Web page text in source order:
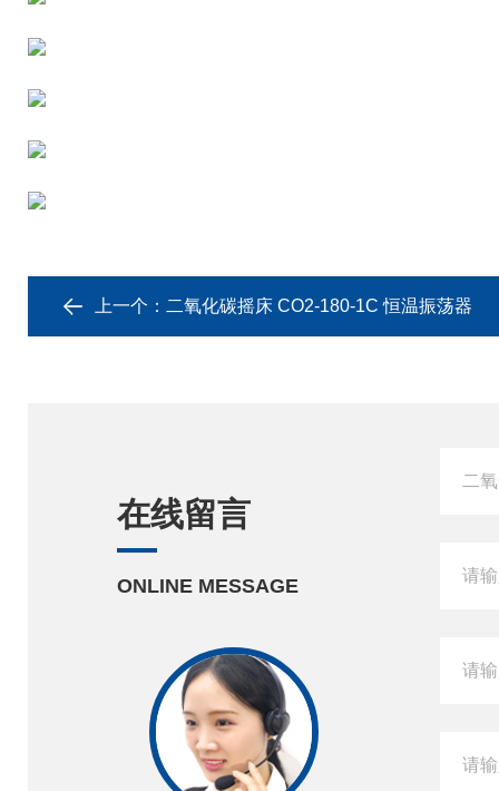
上一个： 二氧化碳摇床 CO2-180-1C 恒温振荡器
在线留言
ONLINE MESSAGE